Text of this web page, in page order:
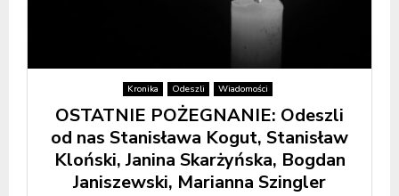
Kronika Odeszli Wiadomości
OSTATNIE POŻEGNANIE: Odeszli
od nas Stanisława Kogut, Stanisław
Kloński, Janina Skarżyńska, Bogdan
Janiszewski, Marianna Szingler